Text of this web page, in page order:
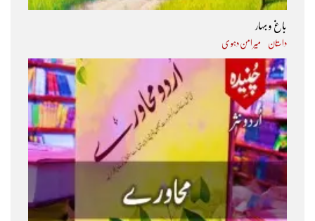
باغ و بہار
داستان میر امن دہو ی